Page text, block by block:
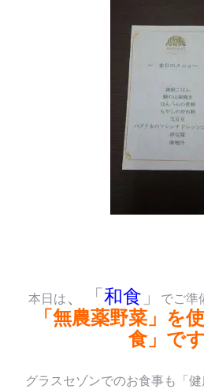
本日は、「和食 」 でご準
「無農薬野菜」を
食」です
グラスセゾンでのお食事も「